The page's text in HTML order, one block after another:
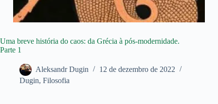
Uma breve história do caos: da Grécia à pós-modernidade.
Parte 1
Aleksandr Dugin
12 de dezembro de 2022
Dugin, Filosofia